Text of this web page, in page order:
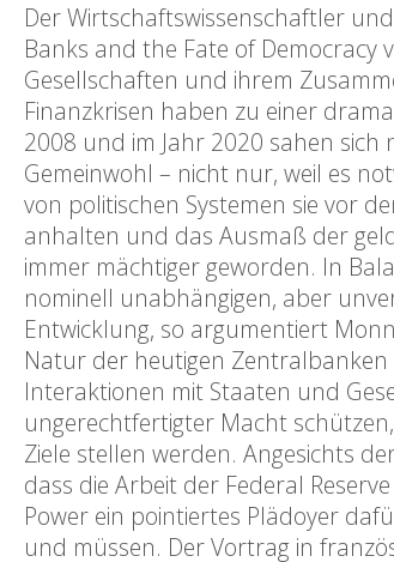
Der Wirtschaftswissenschaftler
Banks and the Fate of Democracy
Gesellschaften und ihrem
Finanzkrisen haben zu einer
2008 und im Jahr 2020 sahen
Gemeinwohl – nicht nur, weil es
von politischen Systemen sie vor
anhalten und das Ausmaß der
immer mächtiger geworden. In
nominell unabhängigen, aber
Entwicklung, so argumentiert
Natur der heutigen
Interaktionen mit Staaten und
ungerechtfertigter Macht
Ziele stellen werden. Angesichts
dass die Arbeit der Federal
Power ein pointiertes Plädoyer
und müssen. Der Vortrag in